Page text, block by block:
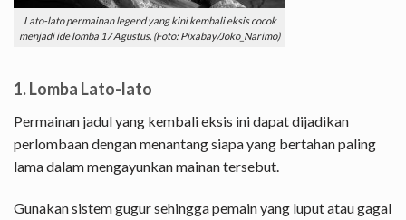
Lato-lato permainan legend yang kini kembali eksis cocok
menjadi ide lomba 17 Agustus. (Foto: Pixabay/Joko_Narimo)
1. Lomba Lato-lato
Permainan jadul yang kembali eksis ini dapat dijadikan
perlombaan dengan menantang siapa yang bertahan paling
lama dalam mengayunkan mainan tersebut.
Gunakan sistem gugur sehingga pemain yang luput atau gagal